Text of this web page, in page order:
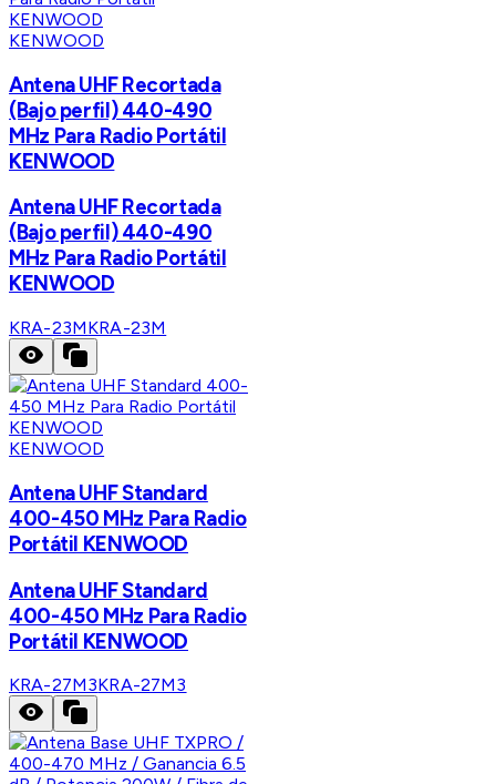
KENWOOD
Antena UHF Recortada
(Bajo perfil) 440-490
MHz Para Radio Portátil
KENWOOD
Antena UHF Recortada
(Bajo perfil) 440-490
MHz Para Radio Portátil
KENWOOD
KRA-23MKRA-23M
KENWOOD
Antena UHF Standard
400-450 MHz Para Radio
Portátil KENWOOD
Antena UHF Standard
400-450 MHz Para Radio
Portátil KENWOOD
KRA-27M3KRA-27M3